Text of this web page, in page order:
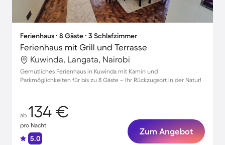
Ferienhaus ∙ 8 Gäste ∙ 3 Schlafzimmer
Ferienhaus mit Grill und Terrasse
Kuwinda, Langata, Nairobi
Gemütliches Ferienhaus in Kuwinda mit Kamin und
Parkmöglichkeiten für bis zu 8 Gäste – Ihr Rückzugsort in der Natur!
ab 134 €
pro Nacht
5.0
Zum Angebot